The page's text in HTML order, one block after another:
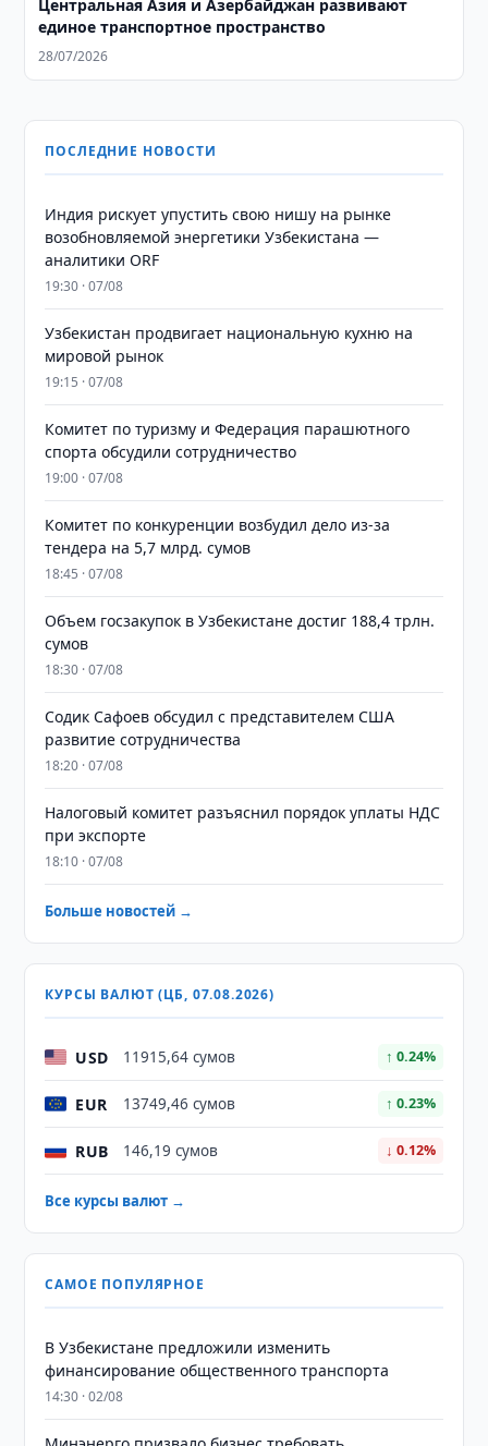
Центральная Азия и Азербайджан развивают
единое транспортное пространство
28/07/2026
ПОСЛЕДНИЕ НОВОСТИ
Индия рискует упустить свою нишу на рынке
возобновляемой энергетики Узбекистана —
аналитики ORF
19:30 · 07/08
Узбекистан продвигает национальную кухню на
мировой рынок
19:15 · 07/08
Комитет по туризму и Федерация парашютного
спорта обсудили сотрудничество
19:00 · 07/08
Комитет по конкуренции возбудил дело из-за
тендера на 5,7 млрд. сумов
18:45 · 07/08
​​​​​​​Объем госзакупок в Узбекистане достиг 188,4 трлн.
сумов
18:30 · 07/08
Содик Сафоев обсудил с представителем США
развитие сотрудничества
18:20 · 07/08
Налоговый комитет разъяснил порядок уплаты НДС
при экспорте
18:10 · 07/08
Больше новостей →
КУРСЫ ВАЛЮТ (ЦБ, 07.08.2026)
USD 11915,64 сумов ↑ 0.24%
EUR 13749,46 сумов ↑ 0.23%
RUB 146,19 сумов ↓ 0.12%
Все курсы валют →
САМОЕ ПОПУЛЯРНОЕ
В Узбекистане предложили изменить
финансирование общественного транспорта
14:30 · 02/08